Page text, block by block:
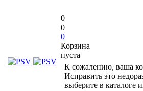
0
0
0
Корзина
пуста
К сожалению, ваша
Исправить это
выберите в каталоге